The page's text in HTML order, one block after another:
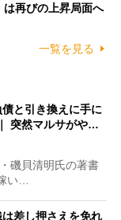
再びの上昇局面へ
一覧を見る
と引き換えに手に
突然マルサがや…
磯貝清明氏の著書
い…
差し押さえを免れ